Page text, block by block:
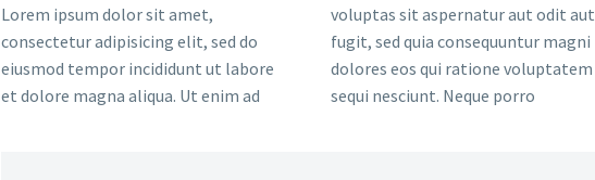
Lorem ipsum dolor sit amet,
consectetur adipisicing elit, sed do
eiusmod tempor incididunt ut labore
et dolore magna aliqua. Ut enim ad
voluptas sit aspernatur aut odit aut
fugit, sed quia consequuntur magni
dolores eos qui ratione voluptatem
sequi nesciunt. Neque porro